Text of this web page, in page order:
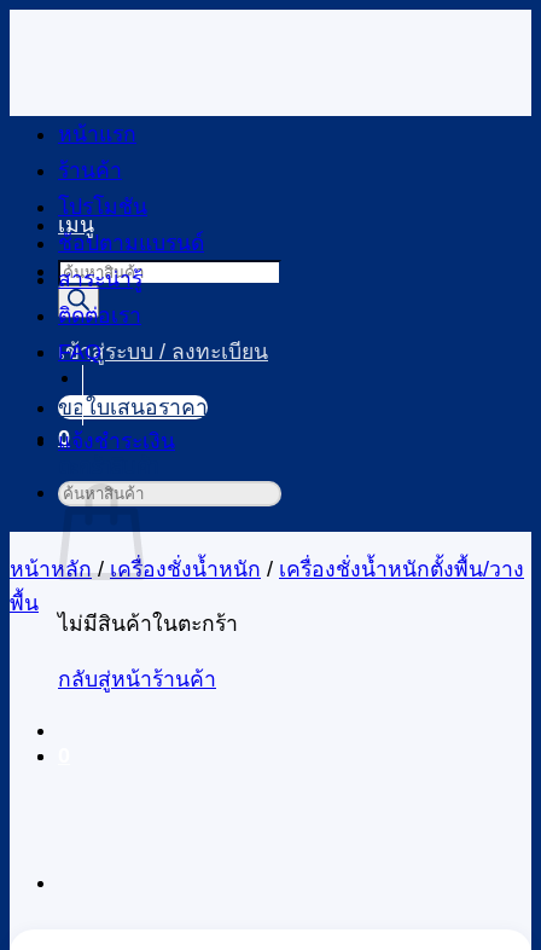
เนื้อหา
เมนู
Products
search
เข้าสู่ระบบ / ลงทะเบียน
0
ไม่มีสินค้าในตะกร้า
กลับสู่หน้าร้านค้า
หน้าแรก
ร้านค้า
โปรโมชัน
ช้อปตามแบรนด์
สาระน่ารู้
ติดต่อเรา
FAQ
ขอใบเสนอราคา
แจ้งชำระเงิน
ค้นหา:
หน้าหลัก / เครื่องชั่งน้ำหนัก / เครื่องชั่งน้ำหนักตั้งพื้น/วาง
พื้น